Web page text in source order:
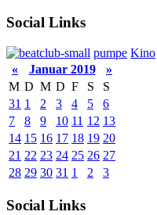
Social Links
pumpe Kino
«
Januar 2019
»
M D M D F S
S
31 1 2 3 4 5
6
7
8 9 10 11 12 13
14 15 16 17 18 19 20
21 22 23 24 25 26 27
28 29 30 31 1 2 3
Social Links